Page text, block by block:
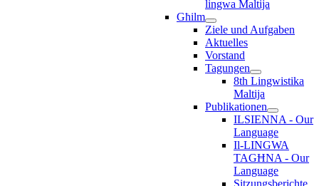
lingwa Maltija
Għilm
Ziele und Aufgaben
Aktuelles
Vorstand
Tagungen
8th Lingwistika
Maltija
Publikationen
ILSIENNA - Our
Language
Il-LINGWA
TAGĦNA - Our
Language
Sitzungsberichte